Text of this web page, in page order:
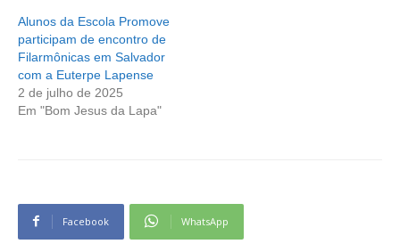
Alunos da Escola Promove
participam de encontro de
Filarmônicas em Salvador
com a Euterpe Lapense
2 de julho de 2025
Em "Bom Jesus da Lapa"
Facebook WhatsApp